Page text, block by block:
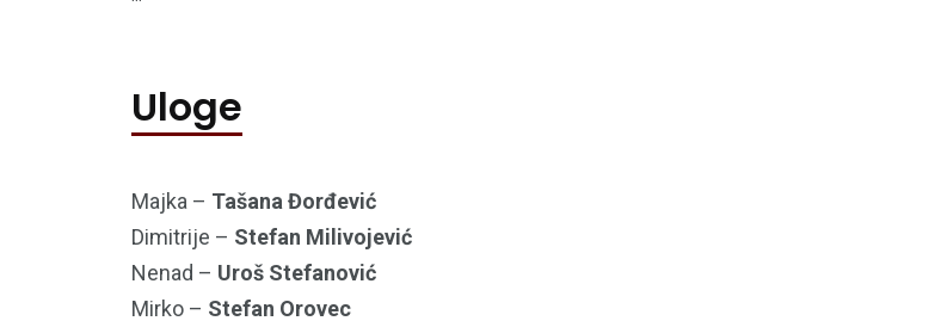
Uloge
Majka – Tašana Đorđević
Dimitrije – Stefan Milivojević
Nenad – Uroš Stefanović
Mirko – Stefan Orovec